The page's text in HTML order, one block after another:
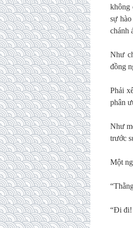
không
sự
chánh
Như
đồng
Phải
phân
Như
trước
Một
“Đi